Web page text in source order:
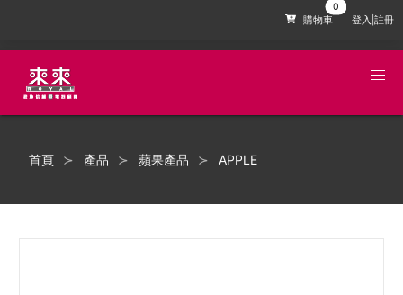
購物車 登入|註冊
首頁 產品 蘋果產品 APPLE